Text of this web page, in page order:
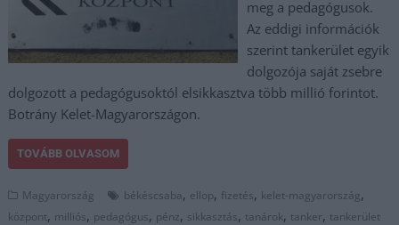
meg a pedagógusok.
Az eddigi információk
szerint tankerület egyik
dolgozója saját zsebre
dolgozott a pedagógusoktól elsikkasztva több millió forintot.
Botrány Kelet-Magyarországon.
TOVÁBB OLVASOM
Magyarország békéscsaba, ellop, fizetés, kelet-magyarország,
központ, milliós, pedagógus, pénz, sikkasztás, tanárok, tanker, tankerület